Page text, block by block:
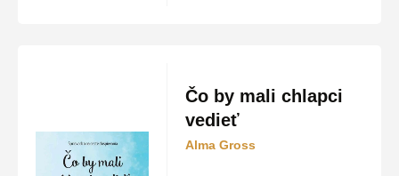
Čo by mali chlapci
vedieť
Alma Gross